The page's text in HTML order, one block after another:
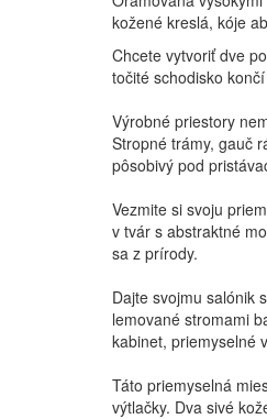
Chcete vytvoriť dve
točité schodisko
Výrobné priestory
Stropné trámy, gauč
pôsobivý pod
Vezmite si svoju
v tvár s abstraktné
sa z prírody.
Dajte svojmu salónik
lemované stromami
kabinet, priemyselné
Táto priemyselná
výtlačky. Dva sivé